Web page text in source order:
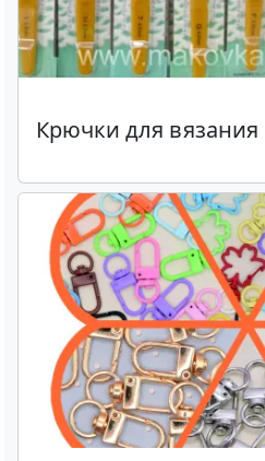
Крючки для вязания